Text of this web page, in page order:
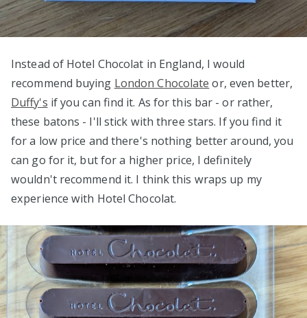
Instead of Hotel Chocolat in England, I would
recommend buying London Chocolate or, even better,
Duffy's if you can find it. As for this bar - or rather,
these batons - I'll stick with three stars. If you find it
for a low price and there's nothing better around, you
can go for it, but for a higher price, I definitely
wouldn't recommend it. I think this wraps up my
experience with Hotel Chocolat.